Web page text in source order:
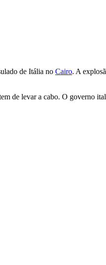
de Itália no Cairo. A
de levar a cabo. O governo